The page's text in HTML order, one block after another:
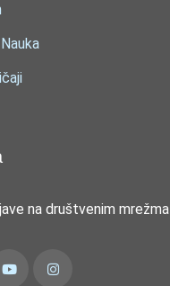
na društvenim mrežma